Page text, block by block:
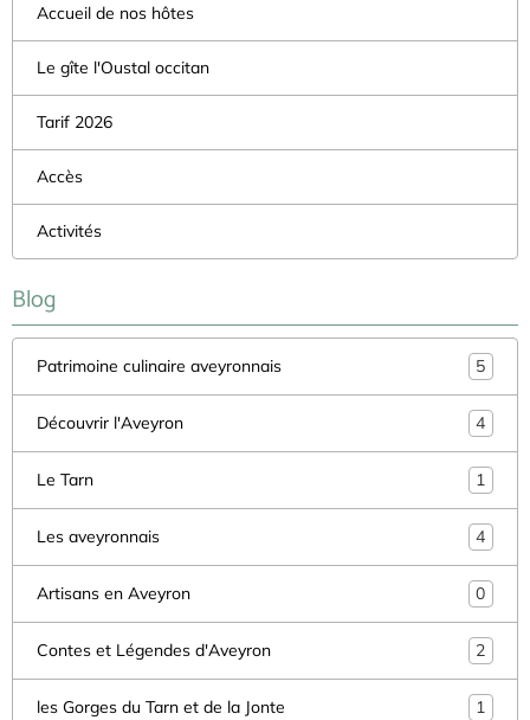
Accueil de nos hôtes
Le gîte l'Oustal occitan
Tarif 2026
Accès
Activités
Blog
Patrimoine culinaire aveyronnais 5
Découvrir l'Aveyron 4
Le Tarn 1
Les aveyronnais 4
Artisans en Aveyron 0
Contes et Légendes d'Aveyron 2
les Gorges du Tarn et de la Jonte 1